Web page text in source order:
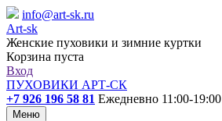
info@art-sk.ru
Art-sk
Женские пуховики и зимние куртки
Корзина пуста
Вход
ПУХОВИКИ АРТ-СК
+7 926 196 58 81 Ежедневно 11:00-19:00
Меню